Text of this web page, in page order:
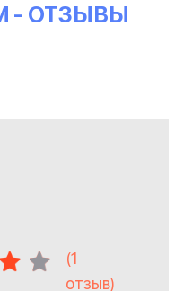
- ОТЗЫВЫ
(1
отзыв)